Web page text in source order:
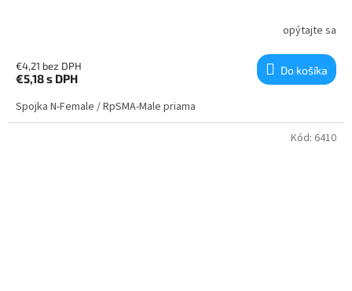
opýtajte sa
€4,21 bez DPH
€5,18s DPH
Do košíka
Spojka N-Female / RpSMA-Male priama
Kód: 6410